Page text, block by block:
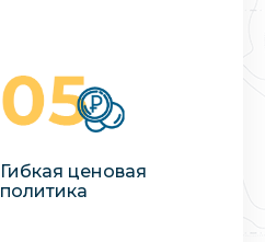
Гибкая ценовая
политика